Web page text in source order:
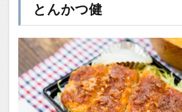
とんかつ健